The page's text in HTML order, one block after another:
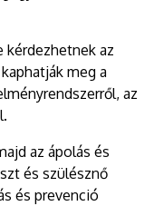
kérdezhetnek az
meg a
az
az ápolás és
és szülésznő
és prevenció